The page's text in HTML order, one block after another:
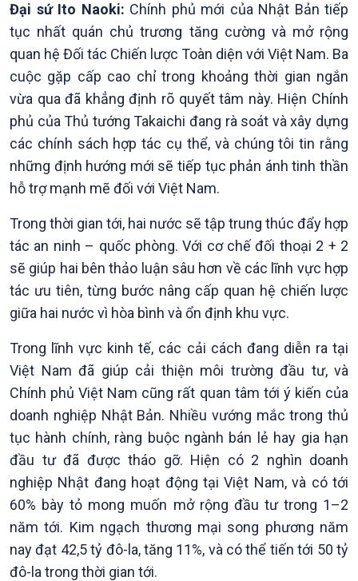
Podcast
Góc nhìn VOV1
Bình luận
10 phút Sự kiện - Luận bàn
Câu chuyện thời sự
Dòng chảy sự kiện
Đối thoại
Diễn đàn chủ nhật
Chuyện đêm
Đại sứ Ito Naoki: Chính phủ mới của Nhật Bản tiếp
tục nhất quán chủ trương tăng cường và mở rộng
quan hệ Đối tác Chiến lược Toàn diện với Việt Nam. Ba
cuộc gặp cấp cao chỉ trong khoảng thời gian ngắn
vừa qua đã khẳng định rõ quyết tâm này. Hiện Chính
phủ của Thủ tướng Takaichi đang rà soát và xây dựng
các chính sách hợp tác cụ thể, và chúng tôi tin rằng
những định hướng mới sẽ tiếp tục phản ánh tinh thần
hỗ trợ mạnh mẽ đối với Việt Nam.
Trong thời gian tới, hai nước sẽ tập trung thúc đẩy hợp
tác an ninh – quốc phòng. Với cơ chế đối thoại 2 + 2
sẽ giúp hai bên thảo luận sâu hơn về các lĩnh vực hợp
tác ưu tiên, từng bước nâng cấp quan hệ chiến lược
giữa hai nước vì hòa bình và ổn định khu vực.
Trong lĩnh vực kinh tế, các cải cách đang diễn ra tại
Việt Nam đã giúp cải thiện môi trường đầu tư, và
Chính phủ Việt Nam cũng rất quan tâm tới ý kiến của
doanh nghiệp Nhật Bản. Nhiều vướng mắc trong thủ
tục hành chính, ràng buộc ngành bán lẻ hay gia hạn
đầu tư đã được tháo gỡ. Hiện có 2 nghìn doanh
nghiệp Nhật đang hoạt động tại Việt Nam, và có tới
60% bày tỏ mong muốn mở rộng đầu tư trong 1–2
năm tới. Kim ngạch thương mại song phương năm
nay đạt 42,5 tỷ đô-la, tăng 11%, và có thể tiến tới 50 tỷ
đô-la trong thời gian tới.